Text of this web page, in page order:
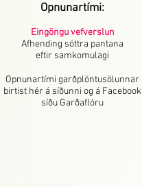
Opnunartími:
Eingöngu vefverslun
Afhending sóttra pantana
eftir samkomulagi
Opnunartími garðplöntusölunnar
birtist hér á síðunni og á Facebook
síðu Garðaflóru